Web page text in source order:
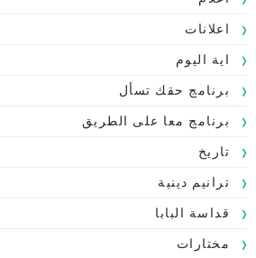
اعلانات
اية اليوم
برنامج حقك تسأل
برنامج معا على الطريق
تاريخ
ترانيم دينية
قداسة البابا
مختارات